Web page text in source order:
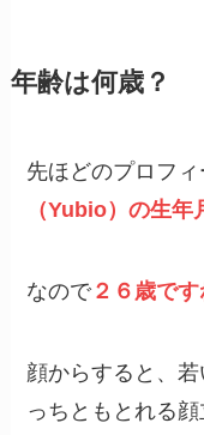
年齢は何歳？
先ほどのプロフ
（Yubio）の生年
なので２６歳です
顔からすると、
っちともとれる